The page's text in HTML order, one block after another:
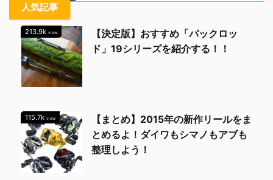
人気記事
213.9k view
【決定版】おすすめ「パックロッ
ド」19シリーズを紹介する！！
115.7k view
【まとめ】2015年の新作リールをま
とめるよ！ダイワもシマノもアブも
整理しよう！